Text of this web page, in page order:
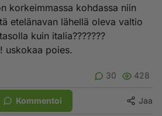
korkeimmassa kohdassa niin
etelänavan lähellä oleva valtio
kuin italia???????
uskokaa poies.
30 428
Kommentoi Jaa